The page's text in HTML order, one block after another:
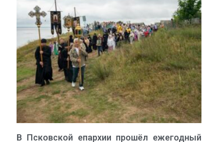
В Псковской епархии прошёл ежегодный